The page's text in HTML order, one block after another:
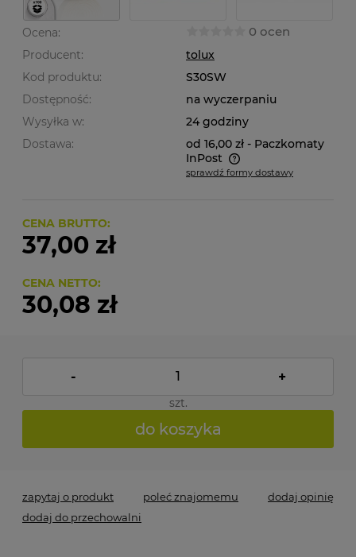
Ocena: 0 ocen
Producent:
tolux
Kod produktu:
S30SW
Dostępność:
na wyczerpaniu
Wysyłka w:
24 godziny
Dostawa:
od 16,00 zł - Paczkomaty
InPost
Cena nie zawiera ewentualnych kosztów płatności
sprawdź formy dostawy
CENA BRUTTO:
37,00 zł
CENA NETTO:
30,08 zł
- +
szt.
do koszyka
zapytaj o produkt poleć znajomemu
dodaj opinię
dodaj do przechowalni